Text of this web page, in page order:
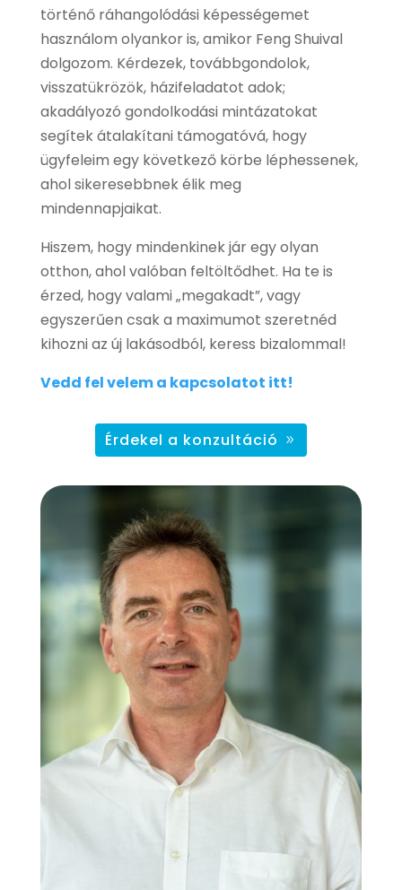
történő ráhangolódási képességemet
használom olyankor is, amikor Feng Shuival
dolgozom. Kérdezek, továbbgondolok,
visszatükrözök, házifeladatot adok;
akadályozó gondolkodási mintázatokat
segítek átalakítani támogatóvá, hogy
ügyfeleim egy következő körbe léphessenek,
ahol sikeresebbnek élik meg
mindennapjaikat.
Hiszem, hogy mindenkinek jár egy olyan
otthon, ahol valóban feltöltődhet. Ha te is
érzed, hogy valami „megakadt”, vagy
egyszerűen csak a maximumot szeretnéd
kihozni az új lakásodból, keress bizalommal!
Vedd fel velem a kapcsolatot itt!
Érdekel a konzultáció